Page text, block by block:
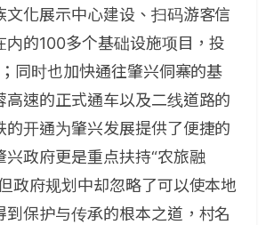
文化展示中心建设、扫码游客信
内的100多个基础设施项目，投
同时也加快通往肇兴侗寨的基
高速的正式通车以及二线道路的
的开通为肇兴发展提供了便捷的
兴政府更是重点扶持“农旅融
政府规划中却忽略了可以使本地
到保护与传承的根本之道，村名